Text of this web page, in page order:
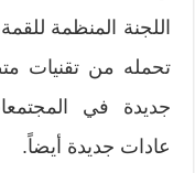
اللجنة المنظمة
تحمله من تقنيات
جديدة في
عادات جديدة أيضاً.